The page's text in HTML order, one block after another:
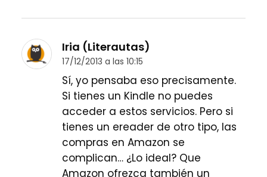
Iria (Literautas)
17/12/2013 a las 10:15
Sí, yo pensaba eso precisamente.
Si tienes un Kindle no puedes
acceder a estos servicios. Pero si
tienes un ereader de otro tipo, las
compras en Amazon se
complican… ¿Lo ideal? Que
Amazon ofrezca también un